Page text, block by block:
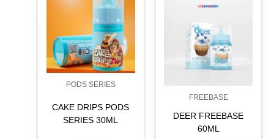
PODS SERIES
CAKE DRIPS PODS
SERIES 30ML
FREEBASE
DEER FREEBASE
60ML
Rp150.000.